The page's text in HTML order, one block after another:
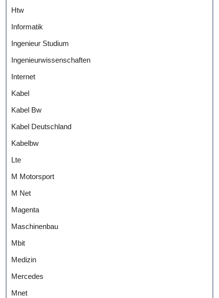
Htw
Informatik
Ingenieur Studium
Ingenieurwissenschaften
Internet
Kabel
Kabel Bw
Kabel Deutschland
Kabelbw
Lte
M Motorsport
M Net
Magenta
Maschinenbau
Mbit
Medizin
Mercedes
Mnet